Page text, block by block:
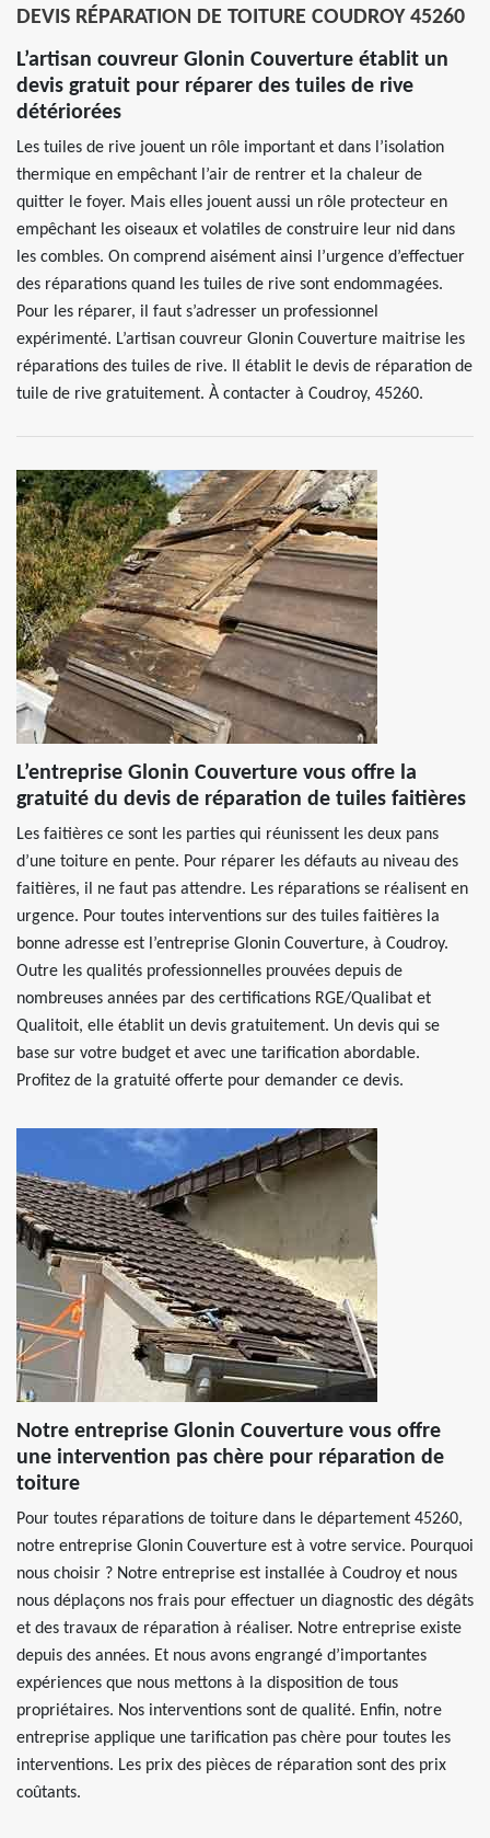
DEVIS RÉPARATION DE TOITURE COUDROY 45260
L’artisan couvreur Glonin Couverture établit un
devis gratuit pour réparer des tuiles de rive
détériorées
Les tuiles de rive jouent un rôle important et dans l’isolation
thermique en empêchant l’air de rentrer et la chaleur de
quitter le foyer. Mais elles jouent aussi un rôle protecteur en
empêchant les oiseaux et volatiles de construire leur nid dans
les combles. On comprend aisément ainsi l’urgence d’effectuer
des réparations quand les tuiles de rive sont endommagées.
Pour les réparer, il faut s’adresser un professionnel
expérimenté. L’artisan couvreur Glonin Couverture maitrise les
réparations des tuiles de rive. Il établit le devis de réparation de
tuile de rive gratuitement. À contacter à Coudroy, 45260.
L’entreprise Glonin Couverture vous offre la
gratuité du devis de réparation de tuiles faitières
Les faitières ce sont les parties qui réunissent les deux pans
d’une toiture en pente. Pour réparer les défauts au niveau des
faitières, il ne faut pas attendre. Les réparations se réalisent en
urgence. Pour toutes interventions sur des tuiles faitières la
bonne adresse est l’entreprise Glonin Couverture, à Coudroy.
Outre les qualités professionnelles prouvées depuis de
nombreuses années par des certifications RGE/Qualibat et
Qualitoit, elle établit un devis gratuitement. Un devis qui se
base sur votre budget et avec une tarification abordable.
Profitez de la gratuité offerte pour demander ce devis.
Notre entreprise Glonin Couverture vous offre
une intervention pas chère pour réparation de
toiture
Pour toutes réparations de toiture dans le département 45260,
notre entreprise Glonin Couverture est à votre service. Pourquoi
nous choisir ? Notre entreprise est installée à Coudroy et nous
nous déplaçons nos frais pour effectuer un diagnostic des dégâts
et des travaux de réparation à réaliser. Notre entreprise existe
depuis des années. Et nous avons engrangé d’importantes
expériences que nous mettons à la disposition de tous
propriétaires. Nos interventions sont de qualité. Enfin, notre
entreprise applique une tarification pas chère pour toutes les
interventions. Les prix des pièces de réparation sont des prix
coûtants.